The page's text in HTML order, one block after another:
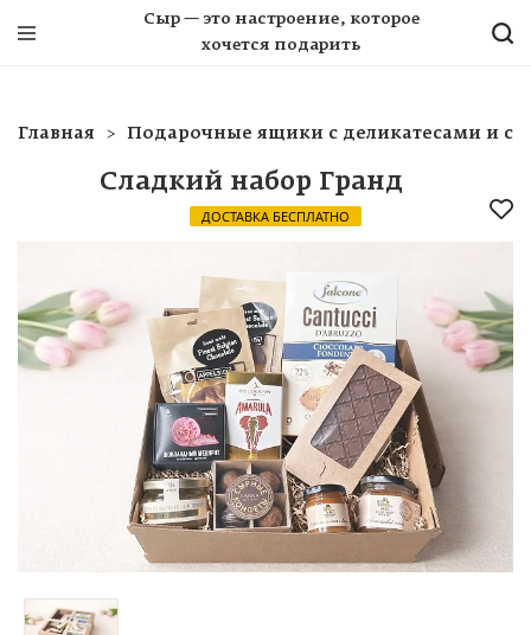
Сыр — это настроение, которое
хочется подарить
Главная Подарочные ящики с деликатесами и
Сладкий набор Гранд
ДОСТАВКА БЕСПЛАТНО